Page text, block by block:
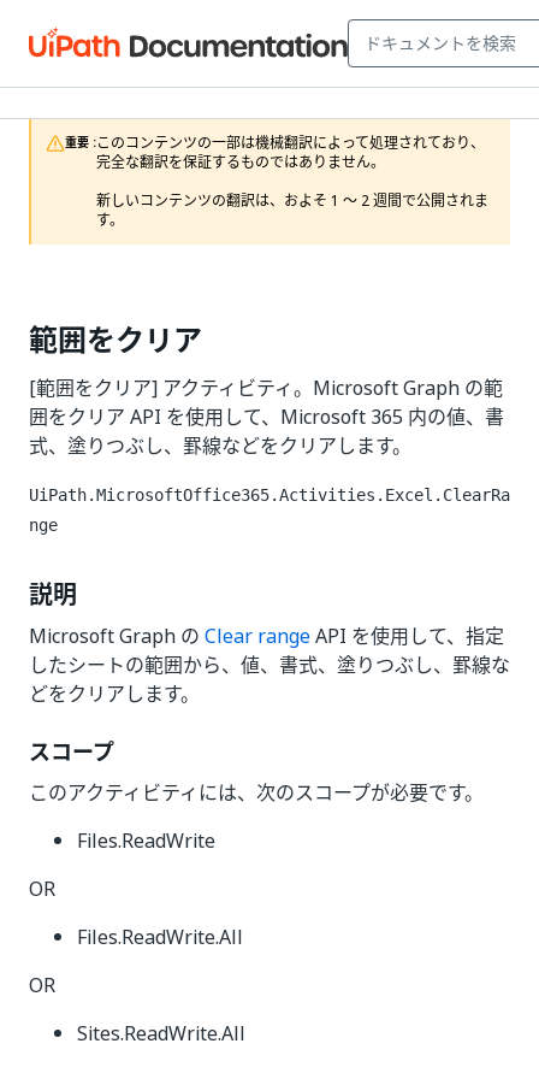
重要 :このコンテンツの一部は機械翻訳によって処理されており、
完全な翻訳を保証するものではありません。
新しいコンテンツの翻訳は、およそ 1 ～ 2 週間で公開されま
す。
範囲をクリア
[範囲をクリア] アクティビティ。Microsoft Graph の範
囲をクリア API を使用して、Microsoft 365 内の値、書
式、塗りつぶし、罫線などをクリアします。
UiPath.MicrosoftOffice365.Activities.Excel.ClearRa
nge
説明
Microsoft Graph の Clear rangeAPI を使用して、指定
したシートの範囲から、値、書式、塗りつぶし、罫線な
どをクリアします。
スコープ
このアクティビティには、次のスコープが必要です。
Files.ReadWrite
OR
Files.ReadWrite.All
OR
Sites.ReadWrite.All